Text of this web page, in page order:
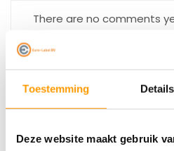
Toestemming Details
Deze website maakt gebruik
There are no comments
verzendetiket past